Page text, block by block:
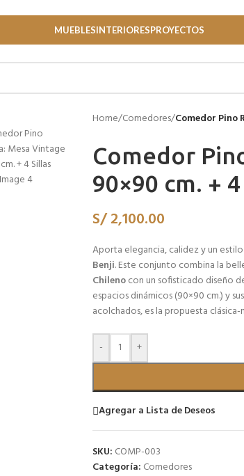
MUEBLESINTERIORESPROYECTOS
Home/Comedores/Comedor Pino
Comedor
90×90 cm. +
S/2,100.00
Aporta elegancia, calidez y un
Benji. Este conjunto combina la
Chilenocon un sofisticado diseño
espacios dinámicos (90×90 cm.) y
acolchados, es la propuesta
- +
Agregar a Lista de Deseos
SKU: COMP-003
Categoría: Comedores